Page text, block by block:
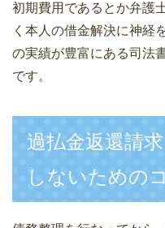
初期費用であるとか弁護
く本人の借金解決に神経
の実績が豊富にある司法
です。
過払金返還請
しないための